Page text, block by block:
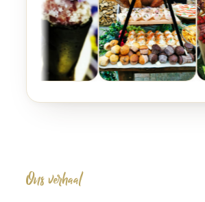
Ons verhaal